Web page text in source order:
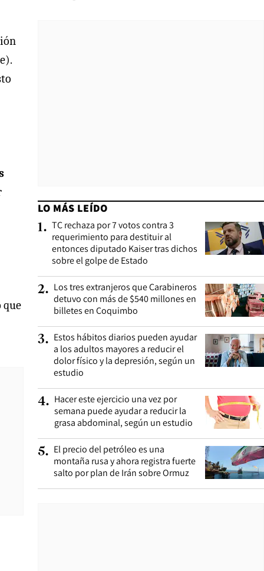
que
LO MÁS LEÍDO
1. TC rechaza por 7 votos contra 3
requerimiento para destituir al
entonces diputado Kaiser tras dichos
sobre el golpe de Estado
2. Los tres extranjeros que Carabineros
detuvo con más de $540 millones en
billetes en Coquimbo
3. Estos hábitos diarios pueden ayudar
a los adultos mayores a reducir el
dolor físico y la depresión, según un
estudio
4. Hacer este ejercicio una vez por
semana puede ayudar a reducir la
grasa abdominal, según un estudio
5. El precio del petróleo es una
montaña rusa y ahora registra fuerte
salto por plan de Irán sobre Ormuz